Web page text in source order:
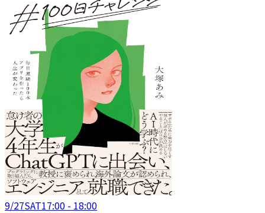
9/27SAT17:00 - 18:00